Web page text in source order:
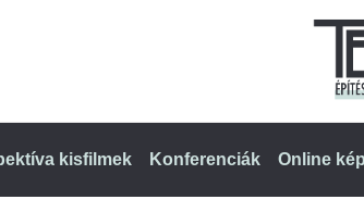
kisfilmek Konferenciák Online